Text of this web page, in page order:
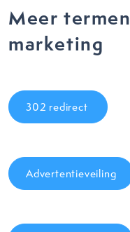
Meer
marketing
302 redirect
Advertentieveiling